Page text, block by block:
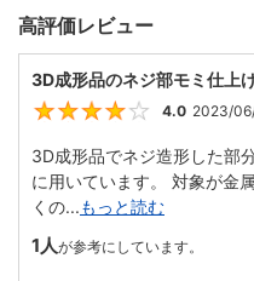
高評価レビュー
3D成形品のネジ部モミ仕上
4.0 2023/
3D成形品でネジ造形した部
に用いています。 対象が金
くの...もっと読む
1人が参考にしています。